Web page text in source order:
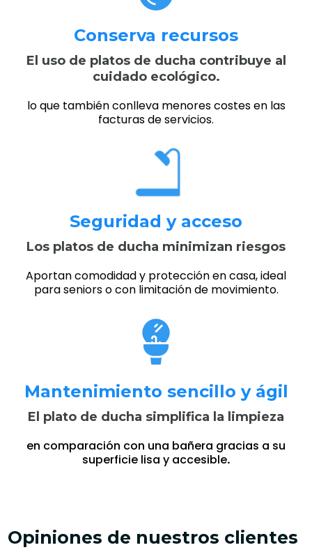
Conserva recursos
El uso de platos de ducha contribuye al
cuidado ecológico.
lo que también conlleva menores costes en las
facturas de servicios.
Seguridad y acceso
Los platos de ducha minimizan riesgos
Aportan comodidad y protección en casa, ideal
para seniors o con limitación de movimiento.
Mantenimiento sencillo y ágil
El plato de ducha simplifica la limpieza
en comparación con una bañera gracias a su
superficie lisa y accesible.
Opiniones de nuestros clientes